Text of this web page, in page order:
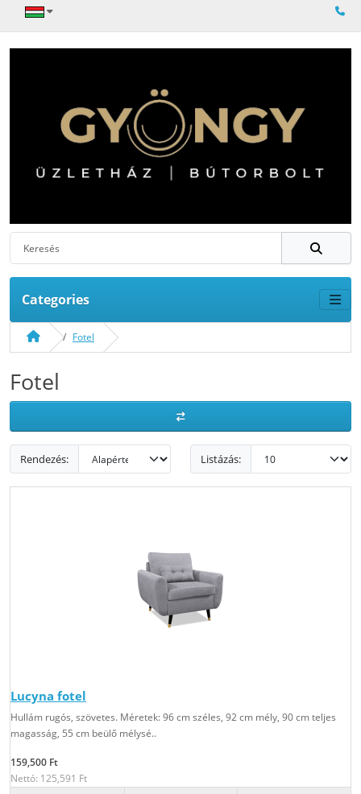
Categories
Fotel
Fotel
Rendezés: Listázás:
Lucyna fotel
Hullám rugós, szövetes. Méretek: 96 cm széles, 92 cm mély, 90 cm teljes
magasság, 55 cm beülő mélysé..
159,500 Ft
Nettó: 125,591 Ft